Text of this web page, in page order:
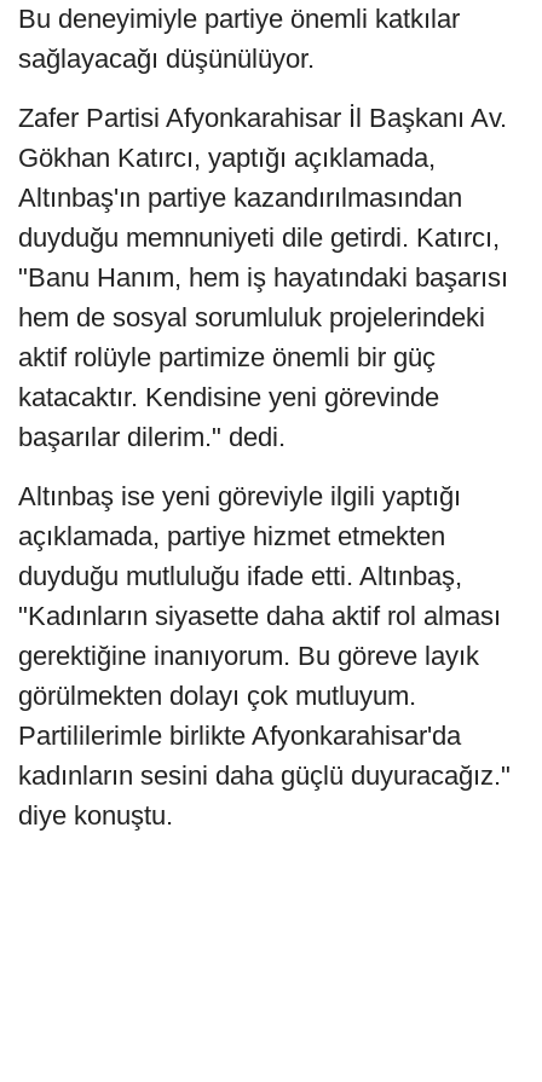
Bu deneyimiyle partiye önemli katkılar
sağlayacağı düşünülüyor.
Zafer Partisi Afyonkarahisar İl Başkanı Av.
Gökhan Katırcı, yaptığı açıklamada,
Altınbaş'ın partiye kazandırılmasından
duyduğu memnuniyeti dile getirdi. Katırcı,
"Banu Hanım, hem iş hayatındaki başarısı
hem de sosyal sorumluluk projelerindeki
aktif rolüyle partimize önemli bir güç
katacaktır. Kendisine yeni görevinde
başarılar dilerim." dedi.
Altınbaş ise yeni göreviyle ilgili yaptığı
açıklamada, partiye hizmet etmekten
duyduğu mutluluğu ifade etti. Altınbaş,
"Kadınların siyasette daha aktif rol alması
gerektiğine inanıyorum. Bu göreve layık
görülmekten dolayı çok mutluyum.
Partililerimle birlikte Afyonkarahisar'da
kadınların sesini daha güçlü duyuracağız."
diye konuştu.